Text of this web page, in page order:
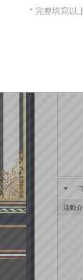
* 完整填寫以